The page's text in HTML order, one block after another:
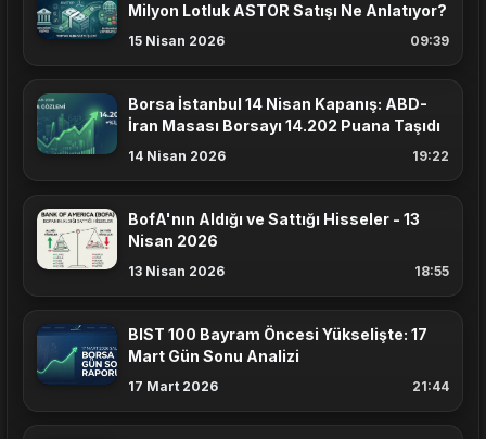
Milyon Lotluk ASTOR Satışı Ne Anlatıyor?
15 Nisan 2026 09:39
Borsa İstanbul 14 Nisan Kapanış: ABD-
İran Masası Borsayı 14.202 Puana Taşıdı
14 Nisan 2026 19:22
BofA'nın Aldığı ve Sattığı Hisseler - 13
Nisan 2026
13 Nisan 2026 18:55
BIST 100 Bayram Öncesi Yükselişte: 17
Mart Gün Sonu Analizi
17 Mart 2026 21:44